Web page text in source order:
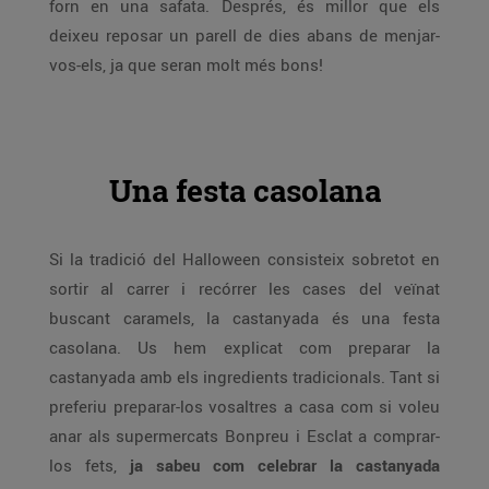
forn en una safata. Després, és millor que els
deixeu reposar un parell de dies abans de menjar-
vos-els, ja que seran molt més bons!
Una festa casolana
Si la tradició del Halloween consisteix sobretot en
sortir al carrer i recórrer les cases del veïnat
buscant caramels, la castanyada és una festa
casolana. Us hem explicat com preparar la
castanyada amb els ingredients tradicionals. Tant si
preferiu preparar-los vosaltres a casa com si voleu
anar als supermercats Bonpreu i Esclat a comprar-
los fets, ja sabeu com celebrar la castanyada